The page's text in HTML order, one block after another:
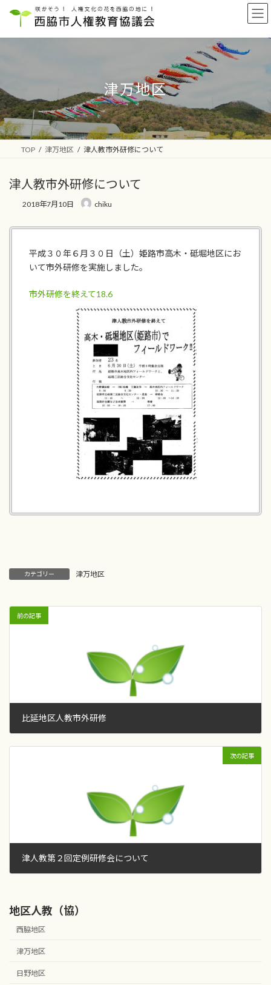
キ
ッ
プ
に
移
動
津万地区
TOP 津万地区 津人教市外研修について
津人教市外研修について
2018年7月10日 chiku
平成３０年６月３０日（土）姫路市高木・砥堀地区にお
いて市外研修を実施しました。
市外研修を終えて18.6
カテゴリー 津万地区
前の記事
比延地区人教市外研修
次の記事
津人教第２回定例研修会について
地区人教（協）
西脇地区
津万地区
日野地区